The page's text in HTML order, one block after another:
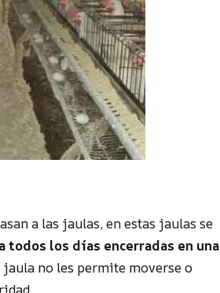
a las jaulas, en estas jaulas se
todos los días encerradas en una
jaula no les permite moverse o